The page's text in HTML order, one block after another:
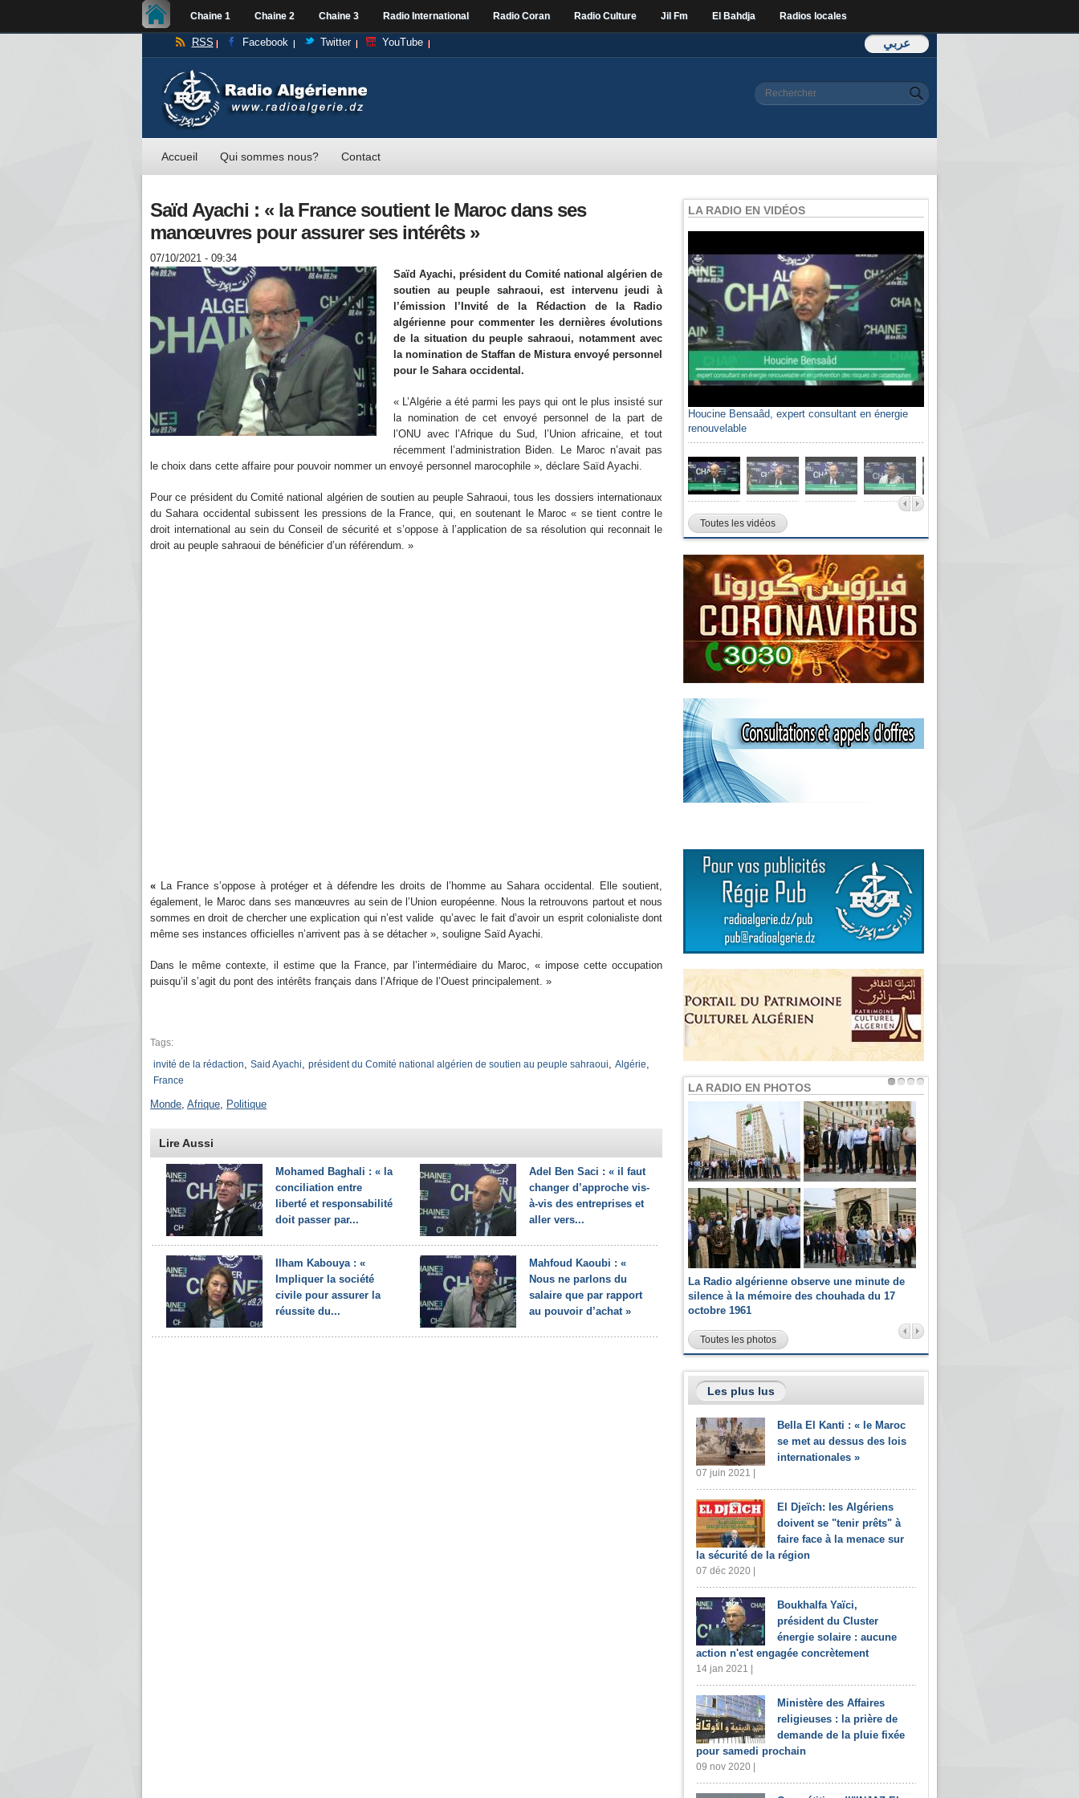
Chaine 1 Chaine 2 Chaine 3 Radio International Radio Coran Radio Culture Jil Fm El Bahdja Radios locales
عربي RSS Facebook Twitter YouTube
Formulaire de
Rechercher
Accueil Qui sommes nous? Contact
Saïd Ayachi : « la France soutient le Maroc dans ses
manœuvres pour assurer ses intérêts »
07/10/2021 - 09:34
Saïd Ayachi, président du Comité national algérien de
soutien au peuple sahraoui, est intervenu jeudi à
l’émission l’Invité de la Rédaction de la Radio
algérienne pour commenter les dernières évolutions
de la situation du peuple sahraoui, notamment avec
la nomination de Staffan de Mistura envoyé personnel
pour le Sahara occidental.
« L’Algérie a été parmi les pays qui ont le plus insisté sur
la nomination de cet envoyé personnel de la part de
l’ONU avec l’Afrique du Sud, l’Union africaine, et tout
récemment l’administration Biden. Le Maroc n’avait pas
le choix dans cette affaire pour pouvoir nommer un envoyé personnel marocophile », déclare Saïd Ayachi.
Pour ce président du Comité national algérien de soutien au peuple Sahraoui, tous les dossiers internationaux
du Sahara occidental subissent les pressions de la France, qui, en soutenant le Maroc « se tient contre le
droit international au sein du Conseil de sécurité et s’oppose à l’application de sa résolution qui reconnait le
droit au peuple sahraoui de bénéficier d’un référendum. »
« La France s’oppose à protéger et à défendre les droits de l’homme au Sahara occidental. Elle soutient,
également, le Maroc dans ses manœuvres au sein de l’Union européenne. Nous la retrouvons partout et nous
sommes en droit de chercher une explication qui n’est valide qu’avec le fait d’avoir un esprit colonialiste dont
même ses instances officielles n’arrivent pas à se détacher », souligne Saïd Ayachi.
Dans le même contexte, il estime que la France, par l’intermédiaire du Maroc, « impose cette occupation
puisqu’il s’agit du pont des intérêts français dans l’Afrique de l’Ouest principalement. »
Tags:
invité de la rédaction, Said Ayachi, président du Comité national algérien de soutien au peuple sahraoui, Algérie,
France
Monde, Afrique, Politique
Lire Aussi
Mohamed Baghali : « la
conciliation entre
liberté et responsabilité
doit passer par...
Adel Ben Saci : « il faut
changer d’approche vis-
à-vis des entreprises et
aller vers...
Ilham Kabouya : «
Impliquer la société
civile pour assurer la
réussite du...
Mahfoud Kaoubi : «
Nous ne parlons du
salaire que par rapport
au pouvoir d’achat »
LA RADIO EN VIDÉOS
Houcine Bensaâd, expert consultant en énergie
renouvelable
Toutes les vidéos
LA RADIO EN PHOTOS
La Radio algérienne observe une minute de
silence à la mémoire des chouhada du 17
octobre 1961
Toutes les photos
Les plus lus
Bella El Kanti : « le Maroc
se met au dessus des lois
internationales »
07 juin 2021 |
El Djeïch: les Algériens
doivent se "tenir prêts" à
faire face à la menace sur
la sécurité de la région
07 déc 2020 |
Boukhalfa Yaïci,
président du Cluster
énergie solaire : aucune
action n'est engagée concrètement
14 jan 2021 |
Ministère des Affaires
religieuses : la prière de
demande de la pluie fixée
pour samedi prochain
09 nov 2020 |